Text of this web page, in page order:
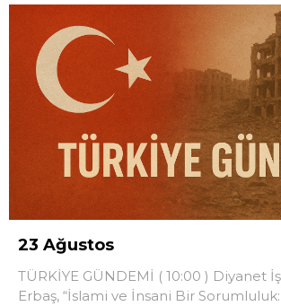
23 Ağustos
TÜRKİYE GÜNDEMİ ( 10:00 ) Diyanet
Erbaş, “İslami ve İnsani Bir Sorumluluk: